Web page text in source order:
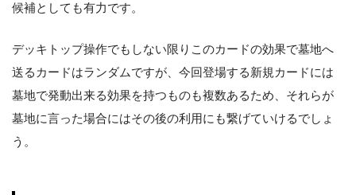
候補としても有力です。
デッキトップ操作でもしない限りこのカードの効果で墓地へ
送るカードはランダムですが、今回登場する新規カードには
墓地で発動出来る効果を持つものも複数あるため、それらが
墓地に言った場合にはその後の利用にも繋げていけるでしょ
う。